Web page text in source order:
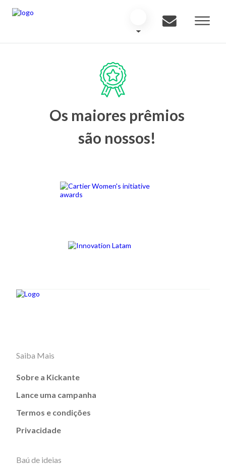
Os maiores prêmios
são nossos!
Saiba Mais
Sobre a Kickante
Lance uma campanha
Termos e condições
Privacidade
Baú de ideias